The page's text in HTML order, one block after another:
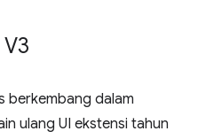
berkembang dalam
ulang UI ekstensi tahun